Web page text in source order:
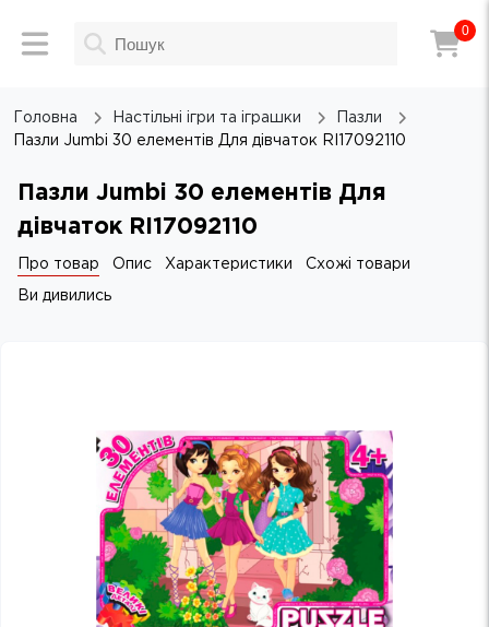
0
Головна Настільні ігри та іграшки
Пазли
Пазли Jumbi 30 елементів Для дівчаток RI17092110
Пазли Jumbi 30 елементів Для
дівчаток RI17092110
Про товар Опис Характеристики Схожі товари
Ви дивились